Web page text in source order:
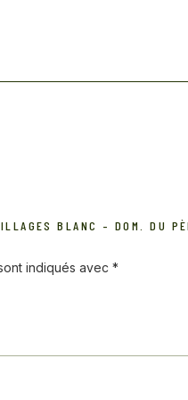
BLANC – DOM. DU
indiqués avec *